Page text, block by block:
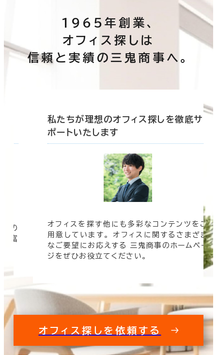
1965年創業、
オフィス探しは
信頼と実績の三鬼商事へ。
想のオフィス探しを徹底サ
す他にも多彩なコンテンツをご
す。 オフィスに関するさまざま
応えする 三鬼商事のホームペー
立てください。
私たちが理想の
オフィスビルの情
時は三鬼商事へお
速く、より正確に
オフィス探しを依頼する